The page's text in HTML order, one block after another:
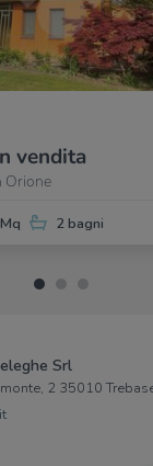
vendita
Orione
2 bagni
Srl
2 35010